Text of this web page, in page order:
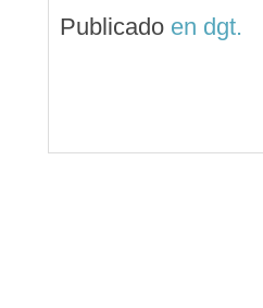
Publicado en dgt.